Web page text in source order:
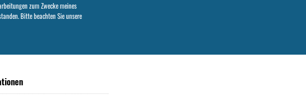
zum Zwecke meines
Bitte beachten Sie unsere